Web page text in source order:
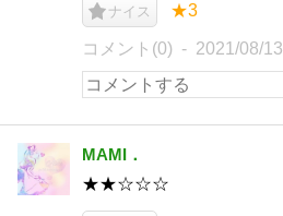
ナイス ★3
コメント(0) 2021/08/13
MAMI．
★★☆☆☆